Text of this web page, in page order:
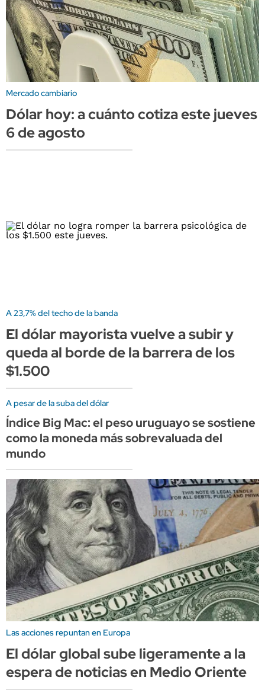
Mercado cambiario
Dólar hoy: a cuánto cotiza este jueves
6 de agosto
A 23,7% del techo de la banda
El dólar mayorista vuelve a subir y
queda al borde de la barrera de los
$1.500
A pesar de la suba del dólar
Índice Big Mac: el peso uruguayo se sostiene
como la moneda más sobrevaluada del
mundo
Las acciones repuntan en Europa
El dólar global sube ligeramente a la
espera de noticias en Medio Oriente